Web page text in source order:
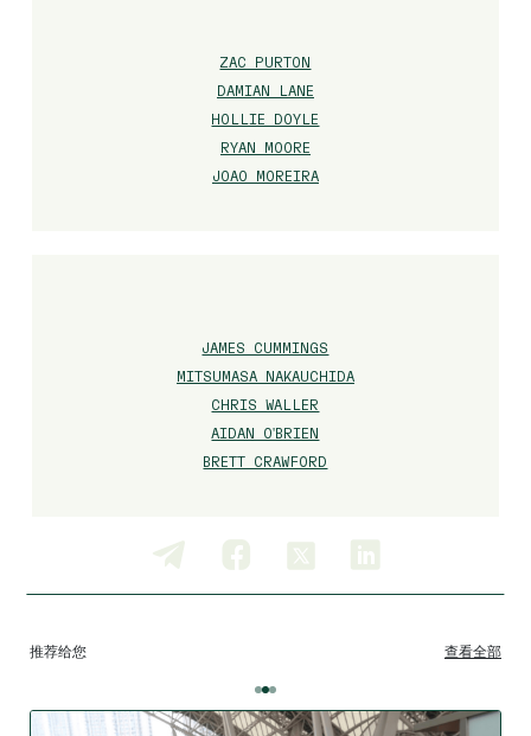
ZAC PURTON
DAMIAN LANE
HOLLIE DOYLE
RYAN MOORE
JOAO MOREIRA
JAMES CUMMINGS
MITSUMASA NAKAUCHIDA
CHRIS WALLER
AIDAN O'BRIEN
BRETT CRAWFORD
推荐给您 查看全部